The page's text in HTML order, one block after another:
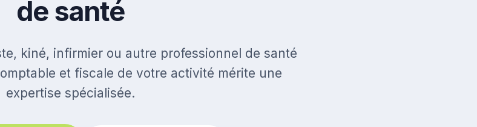
de santé
kiné, infirmier ou autre professionnel de santé
et fiscale de votre activité mérite une
expertise spécialisée.